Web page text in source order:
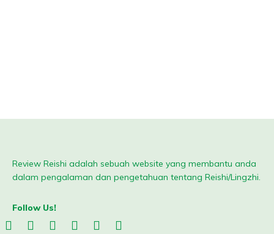
Review Reishi adalah sebuah website yang membantu anda
dalam pengalaman dan pengetahuan tentang Reishi/Lingzhi.
Follow Us!